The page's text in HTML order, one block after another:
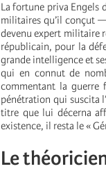
La fortune priva Engels
militaires qu’il conçut
devenu expert militaire
républicain, pour la
grande intelligence et
qui en connut de
commentant la guerre
pénétration qui suscita
titre que lui décerna
existence, il resta le «
Le